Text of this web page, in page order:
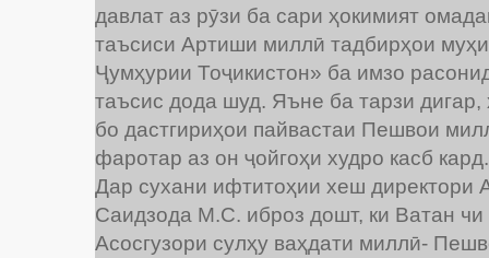
давлат аз рӯзи ба сари ҳокимият
таъсиси Артиши миллӣ тадбирҳои
Ҷумҳурии Тоҷикистон» ба имзо
таъсис дода шуд. Яъне ба тарзи
бо дастгириҳои пайвастаи Пешвои
фаротар аз он ҷойгоҳи худро касб кард.
Дар сухани ифтитоҳии хеш директори
Саидзода М.С. иброз дошт, ки Ватан
Асосгузори сулҳу ваҳдати миллӣ-